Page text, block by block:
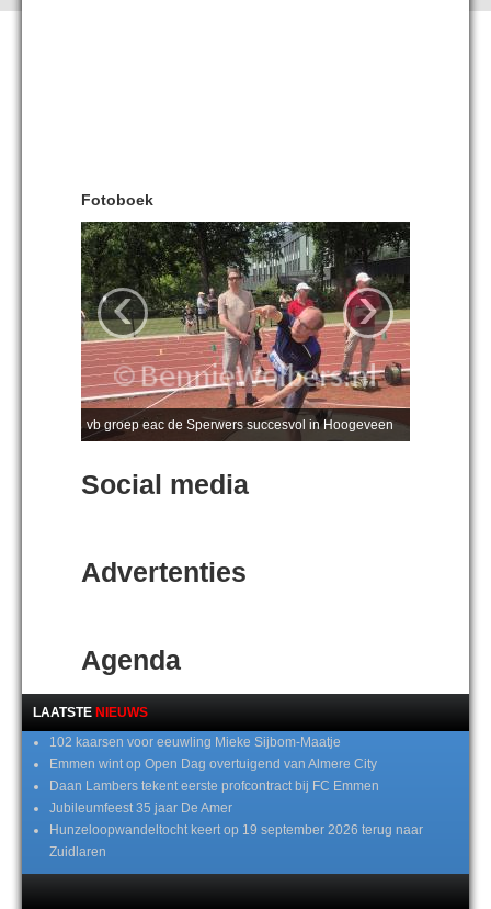
Fotoboek
vb groep eac de Sperwers succesvol in Hoogeveen
‹ ›
Social media
Advertenties
Agenda
LAATSTE NIEUWS
102 kaarsen voor eeuwling Mieke Sijbom-Maatje
Emmen wint op Open Dag overtuigend van Almere City
Daan Lambers tekent eerste profcontract bij FC Emmen
Jubileumfeest 35 jaar De Amer
Hunzeloopwandeltocht keert op 19 september 2026 terug naar
Zuidlaren